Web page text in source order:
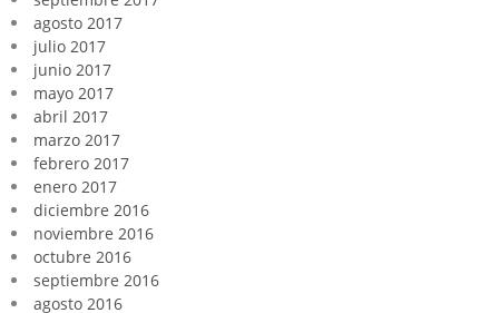
agosto 2017
julio 2017
junio 2017
mayo 2017
abril 2017
marzo 2017
febrero 2017
enero 2017
diciembre 2016
noviembre 2016
octubre 2016
septiembre 2016
agosto 2016